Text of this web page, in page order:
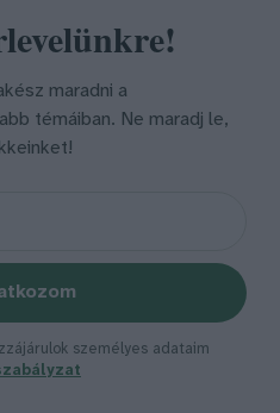
maradni a
témáiban. Ne maradj le,
személyes adataim